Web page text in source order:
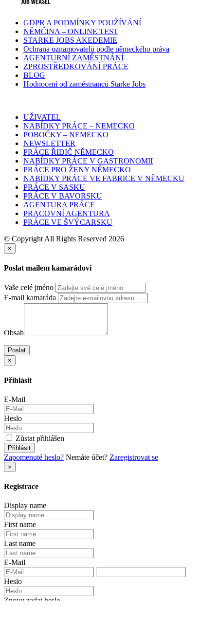
GDPR A PODMÍNKY POUŽÍVÁNÍ
NĚMČINA – ONLINE TEST
STARKE JOBS AKEDEMIE
Ochrana oznamovatelů podle německého práva
AGENTURNÍ ZAMĚSTNÁNÍ
ZPROSTŘEDKOVÁNÍ PRÁCE
BLOG
Hodnocení od zaměstnanců Starke Jobs
UŽIVATEL
NABÍDKY PRÁCE – NEMECKO
POBOČKY – NEMECKO
NEWSLETTER
PRÁCE ŘIDIČ NĚMECKO
NABÍDKY PRÁCE V GASTRONOMII
PRÁCE PRO ŽENY NĚMECKO
NABÍDKY PRÁCE VE FABRICE V NĚMECKU
PRÁCE V SASKU
PRÁCE V BAVORSKU
AGENTURA PRÁCE
PRACOVNÍ AGENTURA
PRÁCE VE ŠVÝCARSKU
© Copyright All Rights Reserved 2026
×
Poslat mailem kamarádovi
Vaše celé jméno
E-mail kamaráda
Obsah
Poslat
×
Přihlásit
E-Mail
Heslo
Zůstat přihlášen
Přihlásit
Zapomenuté heslo? Nemáte účet? Zaregistrovat se
×
Registrace
Display name
First name
Last name
E-Mail
Heslo
Znovu zadat heslo